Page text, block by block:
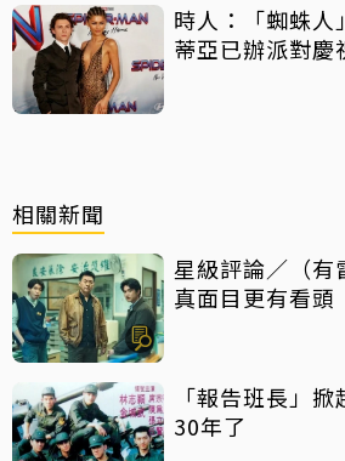
時人：「蜘蛛人
蒂亞已辦派對慶
相關新聞
星級評論／（有
真面目更有看
「報告班長」
30年了